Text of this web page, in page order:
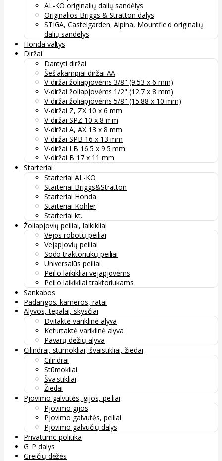
AL-KO originalių dalių sandėlys
Originalios Briggs & Stratton dalys
STIGA, Castelgarden, Alpina, Mountfield originalių
dalių sandėlys
Honda valtys
Diržai
Dantyti diržai
Šešiakampiai diržai AA
V-diržai žoliapjovėms 3/8" (9.53 x 6 mm)
V-diržai žoliapjovėms 1/2" (12.7 x 8 mm)
V-diržai žoliapjovėms 5/8" (15.88 x 10 mm)
V-diržai Z, ZX 10 x 6 mm
V-diržai SPZ 10 x 8 mm
V-diržai A, AX 13 x 8 mm
V-diržai SPB 16 x 13 mm
V-diržai LB 16.5 x 9.5 mm
V-diržai B 17 x 11 mm
Starteriai
Starteriai AL-KO
Starteriai Briggs&Stratton
Starteriai Honda
Starteriai Kohler
Starteriai kt.
Žoliapjovių peiliai, laikikliai
Vejos robotų peiliai
Vejapjovių peiliai
Sodo traktoriukų peiliai
Universalūs peiliai
Peilio laikikliai vejapjovėms
Peilio laikikliai traktoriukams
Sankabos
Padangos, kameros, ratai
Alyvos, tepalai, skysčiai
Dvitaktė variklinė alyva
Keturtaktė variklinė alyva
Pavarų dėžių alyva
Cilindrai, stūmokliai, švaistikliai, žiedai
Cilindrai
Stūmokliai
Švaistikliai
Žiedai
Pjovimo galvutės, gijos, peiliai
Pjovimo gijos
Pjovimo galvutės, peiliai
Pjovimo galvučių dalys
Privatumo politika
G_P dalys
Greičių dėžės